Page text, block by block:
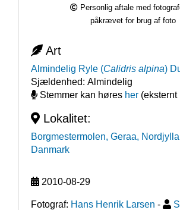
Personlig aftale med
påkrævet for brug af foto
Art
Almindelig Ryle (Calidris alpina)
Sjældenhed: Almindelig
Stemmer kan høres her(eksternt
Lokalitet:
Borgmestermolen, Geraa,
Danmark
2010-08-29
Fotograf: Hans Henrik Larsen -